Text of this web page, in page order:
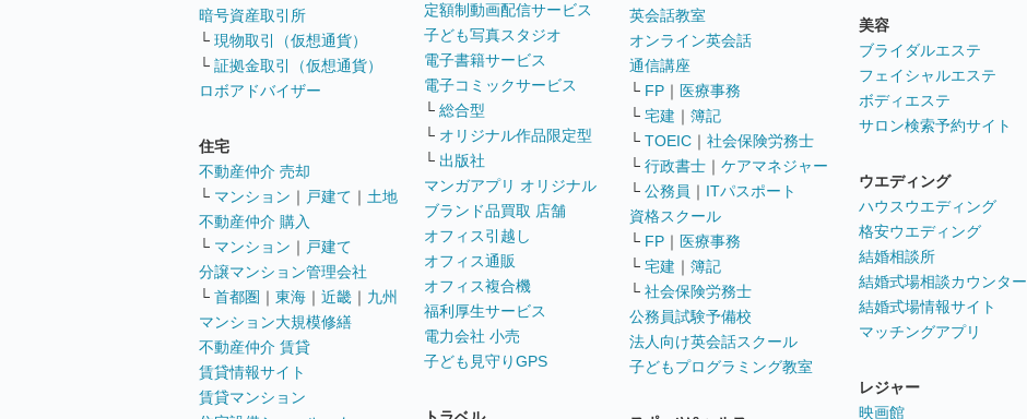
暗号資産取引所
└ 現物取引（仮想通貨）
└ 証拠金取引（仮想通貨）
ロボアドバイザー
住宅
不動産仲介 売却
└ マンション ｜ 戸建て ｜ 土地
不動産仲介 購入
└ マンション ｜ 戸建て
分譲マンション管理会社
└ 首都圏 ｜ 東海 ｜ 近畿 ｜ 九州
マンション大規模修繕
不動産仲介 賃貸
賃貸情報サイト
賃貸マンション
定額制動画配信サービス
子ども写真スタジオ
電子書籍サービス
電子コミックサービス
└ 総合型
└ オリジナル作品限定型
└ 出版社
マンガアプリ オリジナル
ブランド品買取 店舗
オフィス引越し
オフィス通販
オフィス複合機
福利厚生サービス
電力会社 小売
子ども見守りGPS
英会話教室
オンライン英会話
通信講座
└ FP ｜ 医療事務
└ 宅建 ｜ 簿記
└ TOEIC ｜ 社会保険労務士
└ 行政書士 ｜ ケアマネジャー
└ 公務員 ｜ ITパスポート
資格スクール
└ FP ｜ 医療事務
└ 宅建 ｜ 簿記
└ 社会保険労務士
公務員試験予備校
法人向け英会話スクール
子どもプログラミング教室
美容
ブライダルエステ
フェイシャルエステ
ボディエステ
サロン検索予約サイト
ウエディング
ハウスウエディング
格安ウエディング
結婚相談所
結婚式場相談カウンター
結婚式場情報サイト
マッチングアプリ
レジャー
映画館